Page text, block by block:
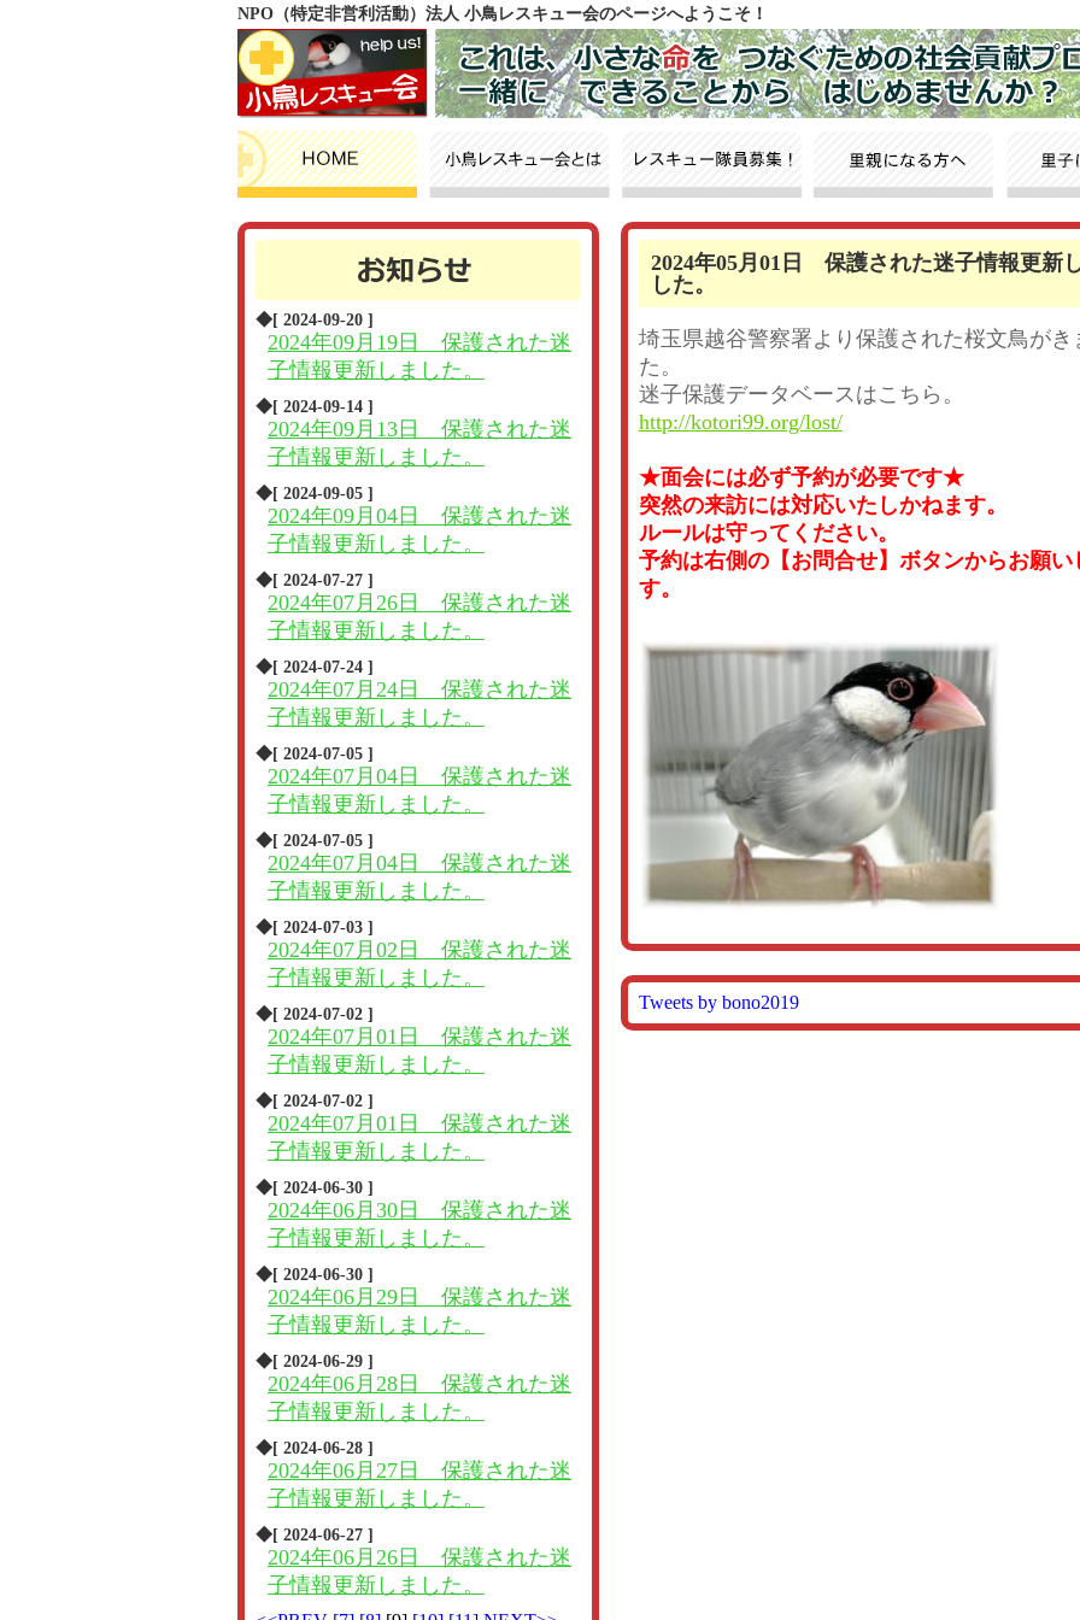
NPO（特定非営利活動）法人 小鳥レスキュー会のページへようこそ！
◆[ 2024-09-20 ]
2024年09月19日 保護された迷
子情報更新しました。
◆[ 2024-09-14 ]
2024年09月13日 保護された迷
子情報更新しました。
◆[ 2024-09-05 ]
2024年09月04日 保護された迷
子情報更新しました。
◆[ 2024-07-27 ]
2024年07月26日 保護された迷
子情報更新しました。
◆[ 2024-07-24 ]
2024年07月24日 保護された迷
子情報更新しました。
◆[ 2024-07-05 ]
2024年07月04日 保護された迷
子情報更新しました。
◆[ 2024-07-05 ]
2024年07月04日 保護された迷
子情報更新しました。
◆[ 2024-07-03 ]
2024年07月02日 保護された迷
子情報更新しました。
◆[ 2024-07-02 ]
2024年07月01日 保護された迷
子情報更新しました。
◆[ 2024-07-02 ]
2024年07月01日 保護された迷
子情報更新しました。
◆[ 2024-06-30 ]
2024年06月30日 保護された迷
子情報更新しました。
◆[ 2024-06-30 ]
2024年06月29日 保護された迷
子情報更新しました。
◆[ 2024-06-29 ]
2024年06月28日 保護された迷
子情報更新しました。
◆[ 2024-06-28 ]
2024年06月27日 保護された迷
子情報更新しました。
◆[ 2024-06-27 ]
2024年06月26日 保護された迷
子情報更新しました。
2024年05月01日 保護された迷子情報更新
した。
埼玉県越谷警察署より保護された桜文鳥がき
た。
迷子保護データベースはこちら。
http://kotori99.org/lost/
★面会には必ず予約が必要です★
突然の来訪には対応いたしかねます。
ルールは守ってください。
予約は右側の【お問合せ】ボタンからお願い
す。
Tweets by bono2019